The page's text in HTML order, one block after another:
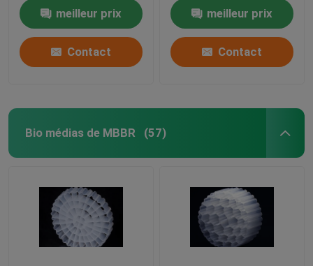
meilleur prix
Contact
meilleur prix
Contact
Bio médias de MBBR (57)